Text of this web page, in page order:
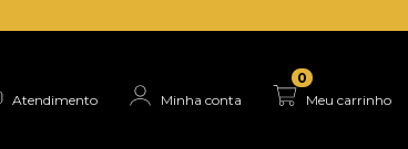
Atendimento Minha conta Meu carrinho
0